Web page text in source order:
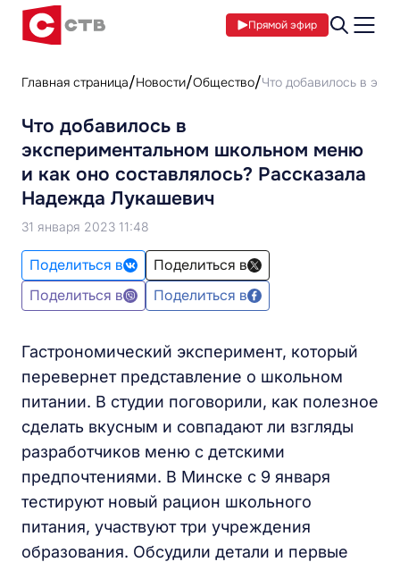
Прямой эфир
Главная страница Новости Общество Что добавилось в
Что добавилось в
экспериментальном школьном меню
и как оно составлялось? Рассказала
Надежда Лукашевич
31 января 2023 11:48
Поделиться в
Поделиться в
Поделиться в
Поделиться в
Гастрономический эксперимент, который
перевернет представление о школьном
питании. В студии поговорили, как полезное
сделать вкусным и совпадают ли взгляды
разработчиков меню с детскими
предпочтениями. В Минске с 9 января
тестируют новый рацион школьного
питания, участвуют три учреждения
образования. Обсудили детали и первые